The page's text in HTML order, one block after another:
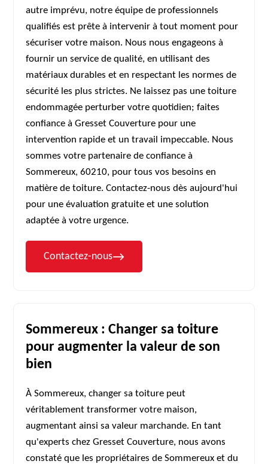
autre imprévu, notre équipe de professionnels
qualifiés est prête à intervenir à tout moment pour
sécuriser votre maison. Nous nous engageons à
fournir un service de qualité, en utilisant des
matériaux durables et en respectant les normes de
sécurité les plus strictes. Ne laissez pas une toiture
endommagée perturber votre quotidien; faites
confiance à Gresset Couverture pour une
intervention rapide et un travail impeccable. Nous
sommes votre partenaire de confiance à
Sommereux, 60210, pour tous vos besoins en
matière de toiture. Contactez-nous dès aujourd'hui
pour une évaluation gratuite et une solution
adaptée à votre urgence.
Contactez-nous
Sommereux : Changer sa toiture
pour augmenter la valeur de son
bien
À Sommereux, changer sa toiture peut
véritablement transformer votre maison,
augmentant ainsi sa valeur marchande. En tant
qu'experts chez Gresset Couverture, nous avons
constaté que les propriétaires de Sommereux et du